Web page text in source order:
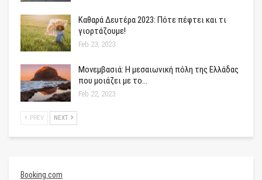
Καθαρά Δευτέρα 2023: Πότε πέφτει και τι
γιορτάζουμε!
Feb 23, 2023
Μονεμβασιά: Η μεσαιωνική πόλη της Ελλάδας
που μοιάζει με το…
Feb 22, 2023
PREV NEXT
Booking.com